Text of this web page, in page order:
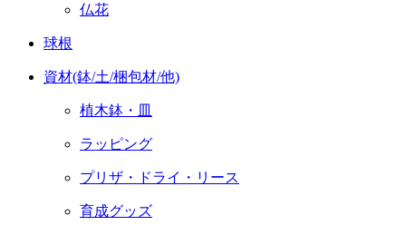
仏花
球根
資材(鉢/土/梱包材/他)
植木鉢・皿
ラッピング
プリザ・ドライ・リース
育成グッズ